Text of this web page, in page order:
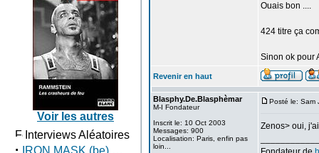
Voir les autres
Interviews Aléatoires
· IRON MASK (be) …
Ouais bon ....
424 titre ça
Sinon ok pour
Revenir en haut
Blasphy.De.Blasphèmar
M-I Fondateur
Inscrit le: 10 Oct 2003
Messages: 900
Localisation: Paris, enfin pas
loin...
Posté le: Sam
Zenos> oui,